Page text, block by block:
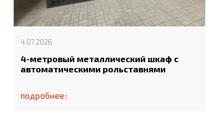
4.07.2026
4-метровый металлический шкаф с
автоматическими рольставнями
подробнее